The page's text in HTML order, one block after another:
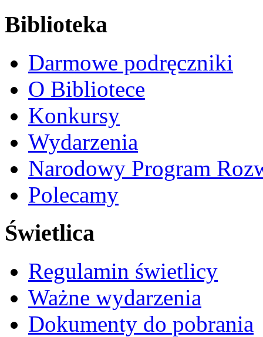
Biblioteka
Darmowe podręczniki
O Bibliotece
Konkursy
Wydarzenia
Narodowy Program
Polecamy
Świetlica
Regulamin świetlicy
Ważne wydarzenia
Dokumenty do pobrania